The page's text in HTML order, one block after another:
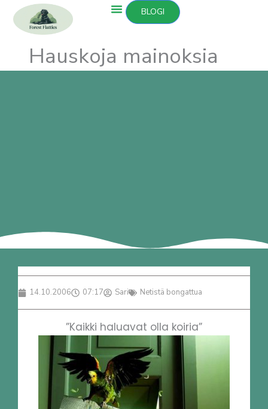
sisältöön
BLOGI
Hauskoja mainoksia
14.10.2006 07:17 Sari Netistä bongattua
”Kaikki haluavat olla koiria”